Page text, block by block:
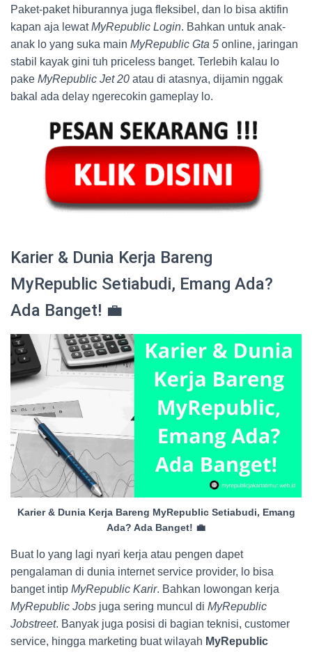
Paket-paket hiburannya juga fleksibel, dan lo bisa aktifin
kapan aja lewatMyRepublic Login. Bahkan untuk anak-
anak lo yang suka main MyRepublic Gta 5 online, jaringan
stabil kayak gini tuh priceless banget. Terlebih kalau lo
pake MyRepublic Jet 20 atau di atasnya, dijamin nggak
bakal ada delay ngerecokin gameplay lo.
Karier & Dunia Kerja Bareng
MyRepublic Setiabudi, Emang Ada?
Ada Banget! 💼
Karier & Dunia Kerja Bareng MyRepublic Setiabudi, Emang
Ada? Ada Banget! 💼
Buat lo yang lagi nyari kerja atau pengen dapet
pengalaman di dunia internet service provider, lo bisa
banget intip MyRepublic Karir. Bahkan lowongan kerja
MyRepublic Jobs juga sering muncul di MyRepublic
Jobstreet. Banyak juga posisi di bagian teknisi, customer
service, hingga marketing buat wilayah MyRepublic